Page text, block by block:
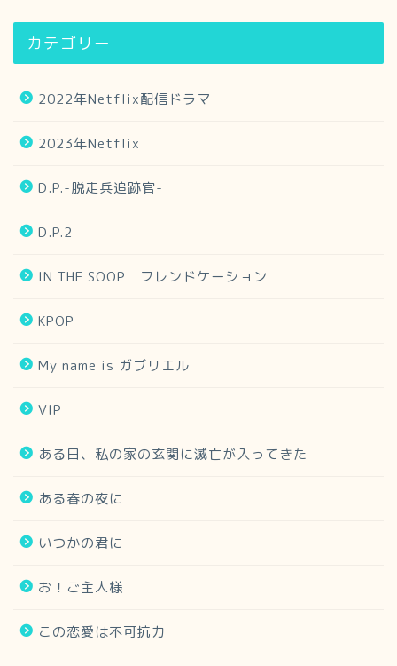
カテゴリー
2022年Netflix配信ドラマ
2023年Netflix
D.P.-脱走兵追跡官-
D.P.2
IN THE SOOP フレンドケーション
KPOP
My name is ガブリエル
VIP
ある日、私の家の玄関に滅亡が入ってきた
ある春の夜に
いつかの君に
お！ご主人様
この恋愛は不可抗力